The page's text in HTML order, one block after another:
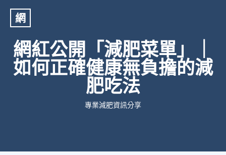
網
網紅公開「減肥菜單」｜
如何正確健康無負擔的減
肥吃法
專業減肥資訊分享